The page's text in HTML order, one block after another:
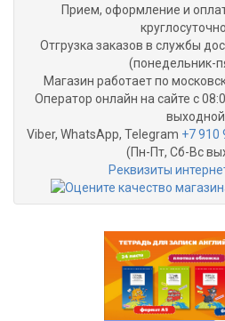
Прием, оформление и
Отгрузка заказов в службы
(понедельник-
Магазин работает по
Оператор онлайн на сайте с
Viber, WhatsApp, Telegram +7 910
(Пн-Пт, Сб-Вс
Реквизиты